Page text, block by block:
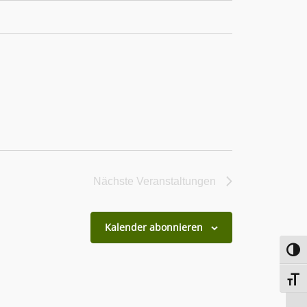
Nächste Veranstaltungen
Kalender abonnieren